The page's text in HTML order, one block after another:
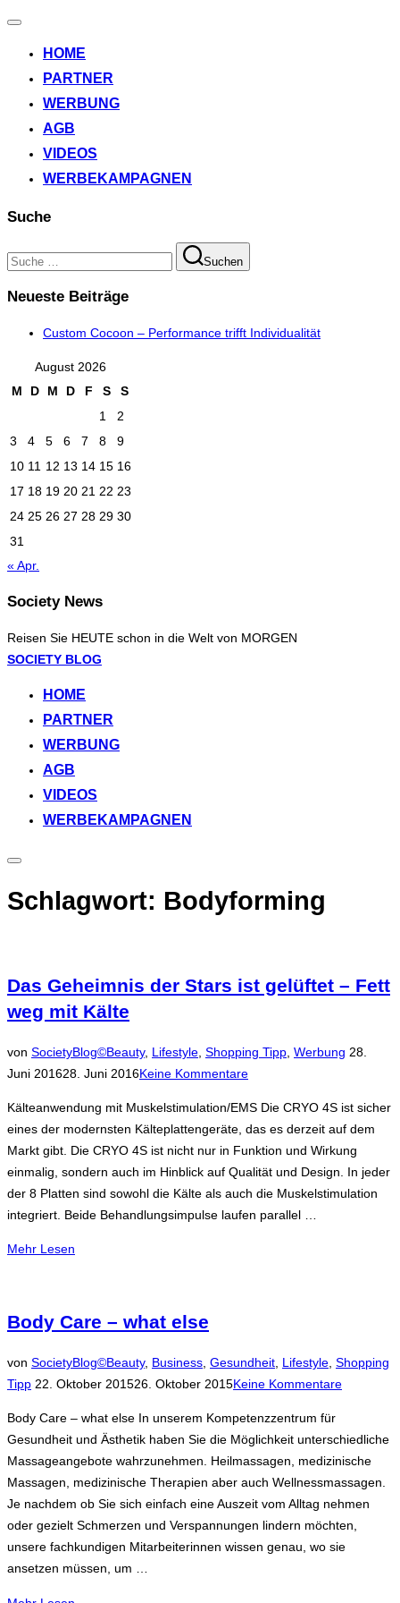
Navigation
HOME
PARTNER
WERBUNG
AGB
VIDEOS
WERBEKAMPAGNEN
Suche
Suchen
nach:
Suchen
Neueste Beiträge
Custom Cocoon – Performance trifft Individualität
August 2026
M
D M D F S
S
1
2
3
4 5 6 7 8
9
10 11 12 13 14 15 16
17 18 19 20 21 22 23
24 25 26 27 28 29 30
31
« Apr.
Society News
Reisen Sie HEUTE schon in die Welt von MORGEN
Zum
springen
SOCIETY BLOG
HOME
PARTNER
WERBUNG
AGB
VIDEOS
WERBEKAMPAGNEN
Seitenleiste
Navigation
umschalten
Schlagwort: Bodyforming
Das Geheimnis der Stars ist gelüftet – Fett
weg mit Kälte
von SocietyBlog©Beauty, Lifestyle Shopping Tipp Werbung 28.
Juni 201628. Juni 2016Keine Kommentare
Kälteanwendung mit Muskelstimulation/EMS Die CRYO 4S ist sicher
eines der modernsten Kälteplattengeräte, das es derzeit auf dem
Markt gibt. Die CRYO 4S ist nicht nur in Funktion und Wirkung
einmalig, sondern auch im Hinblick auf Qualität und Design. In jeder
der 8 Platten sind sowohl die Kälte als auch die Muskelstimulation
integriert. Beide Behandlungsimpulse laufen parallel …
Mehr über
der
Stars
gelüftet
Fett
weg
mit
Kälte“
Lesen
Body Care – what else
von SocietyBlog©Beauty, Business, Gesundheit, Lifestyle, Shopping
TippVeröffentlicht
22. Oktober 201526. Oktober 2015Keine Kommentare
Body Care – what else In unserem Kompetenzzentrum für
Gesundheit und Ästhetik haben Sie die Möglichkeit unterschiedliche
Massageangebote wahrzunehmen. Heilmassagen, medizinische
Massagen, medizinische Therapien aber auch Wellnessmassagen.
Je nachdem ob Sie sich einfach eine Auszeit vom Alltag nehmen
oder gezielt Schmerzen und Verspannungen lindern möchten,
unsere fachkundigen Mitarbeiterinnen wissen genau, wo sie
ansetzen müssen, um …